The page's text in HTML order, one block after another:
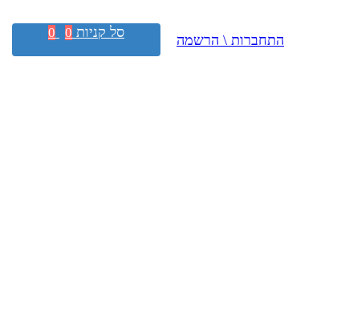
התחברות \ הרשמה סל קניות 0
0